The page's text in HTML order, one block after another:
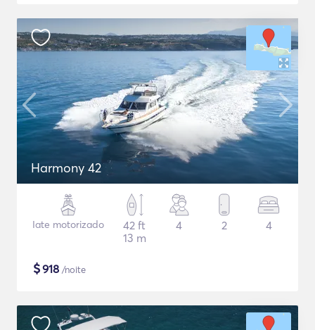
Harmony 42
Iate motorizado
42 ft
13 m
4 2 4
$918 /noite